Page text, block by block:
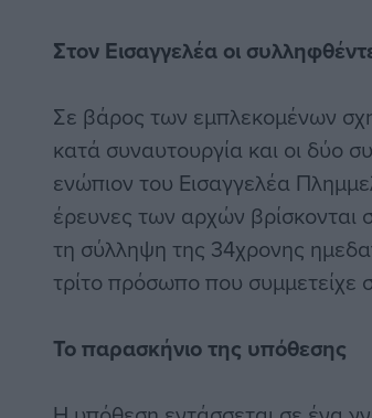
Στον Εισαγγελέα οι
Σε βάρος των εμπλεκομένων
κατά συναυτουργία και οι δύο
ενώπιον του Εισαγγελέα
έρευνες των αρχών βρίσκονται
τη σύλληψη της 34χρονης
τρίτο πρόσωπο που συμμετείχε
Το παρασκήνιο της υπόθεσης